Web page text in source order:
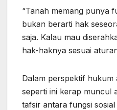
“Tanah memang punya
bukan berarti hak
saja. Kalau mau
hak-haknya sesuai
Dalam perspektif hukum
seperti ini kerap muncul
tafsir antara fungsi